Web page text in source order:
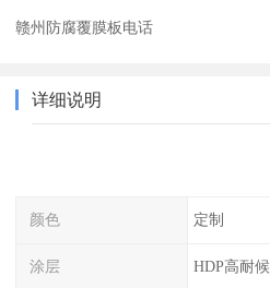
赣州防腐覆膜板电话
详细说明
颜色 定制
涂层 HDP高耐候